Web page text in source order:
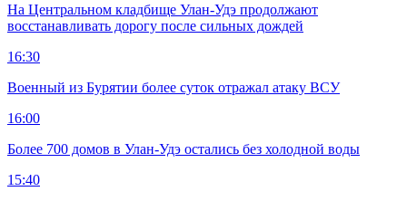
На Центральном кладбище Улан-Удэ продолжают
восстанавливать дорогу после сильных дождей
16:30
Военный из Бурятии более суток отражал атаку ВСУ
16:00
Более 700 домов в Улан-Удэ остались без холодной воды
15:40